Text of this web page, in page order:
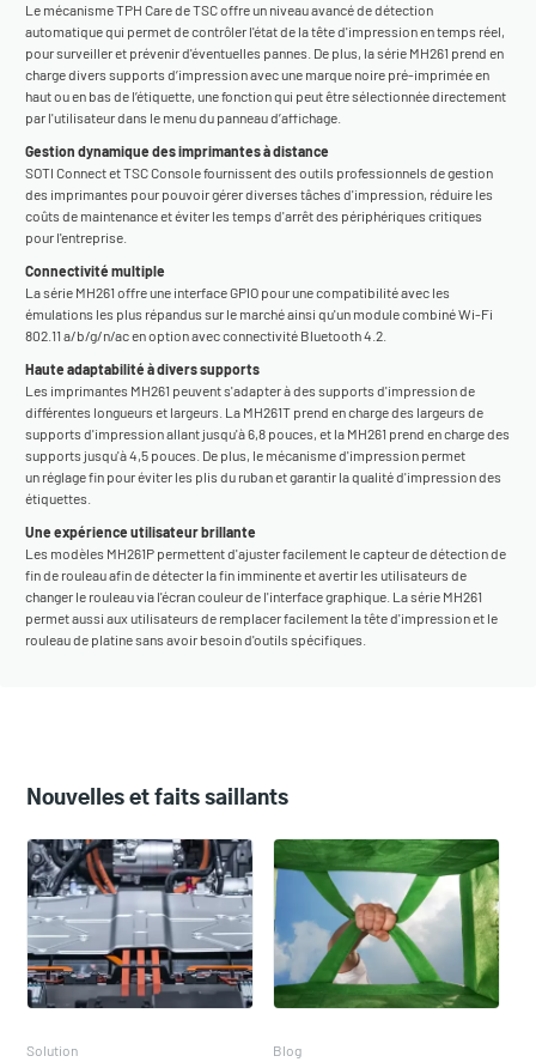
Le mécanisme TPH Care de TSC offre un niveau avancé de détection
automatique qui permet de contrôler l'état de la tête d'impression en temps réel,
pour surveiller et prévenir d'éventuelles pannes. De plus, la série MH261 prend en
charge divers supports d’impression avec une marque noire pré-imprimée en
haut ou en bas de l’étiquette, une fonction qui peut être sélectionnée directement
par l'utilisateur dans le menu du panneau d’affichage.
Gestion dynamique des imprimantes à distance
SOTI Connect et TSC Console fournissent des outils professionnels de gestion
des imprimantes pour pouvoir gérer diverses tâches d'impression, réduire les
coûts de maintenance et éviter les temps d'arrêt des périphériques critiques
pour l'entreprise.
Connectivité multiple
La série MH261 offre une interface GPIO pour une compatibilité avec les
émulations les plus répandus sur le marché ainsi qu'un module combiné Wi-Fi
802.11 a/b/g/n/ac en option avec connectivité Bluetooth 4.2.
Haute adaptabilité à divers supports
Les imprimantes MH261 peuvent s'adapter à des supports d'impression de
différentes longueurs et largeurs. La MH261T prend en charge des largeurs de
supports d'impression allant jusqu'à 6,8 pouces, et la MH261 prend en charge des
supports jusqu'à 4,5 pouces. De plus, le mécanisme d'impression permet
un réglage fin pour éviter les plis du ruban et garantir la qualité d'impression des
étiquettes.
Une expérience utilisateur brillante
Les modèles MH261P permettent d'ajuster facilement le capteur de détection de
fin de rouleau afin de détecter la fin imminente et avertir les utilisateurs de
changer le rouleau via l'écran couleur de l'interface graphique. La série MH261
permet aussi aux utilisateurs de remplacer facilement la tête d'impression et le
rouleau de platine sans avoir besoin d'outils spécifiques.
Nouvelles et faits saillants
Solution Blog